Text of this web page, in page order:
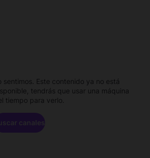
sentimos. Este contenido ya no está
tendrás que usar una máquina
tiempo para verlo.
canales